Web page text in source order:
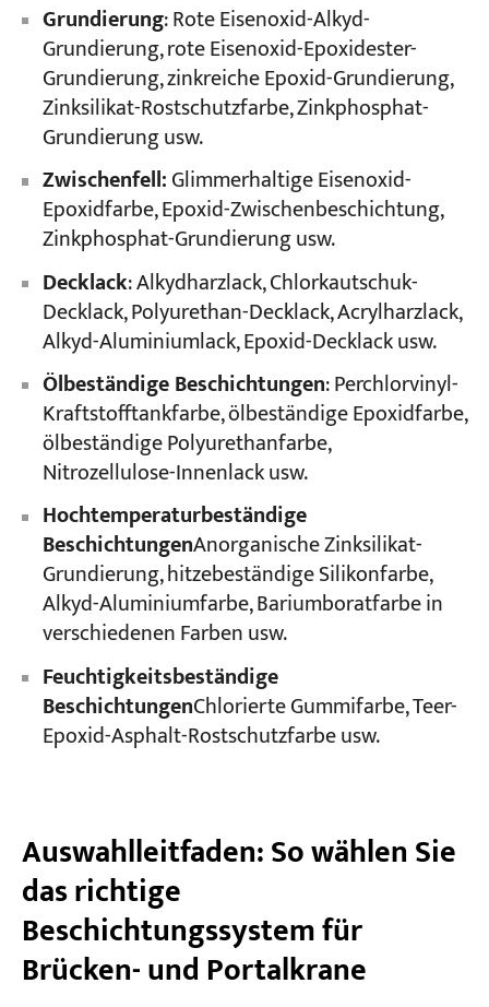
Grundierung: Rote Eisenoxid-Alkyd-
Grundierung, rote Eisenoxid-Epoxidester-
Grundierung, zinkreiche Epoxid-Grundierung,
Zinksilikat-Rostschutzfarbe, Zinkphosphat-
Grundierung usw.
Zwischenfell:Glimmerhaltige Eisenoxid-
Epoxidfarbe, Epoxid-Zwischenbeschichtung,
Zinkphosphat-Grundierung usw.
Decklack: Alkydharzlack, Chlorkautschuk-
Decklack, Polyurethan-Decklack, Acrylharzlack,
Alkyd-Aluminiumlack, Epoxid-Decklack usw.
Ölbeständige Beschichtungen: Perchlorvinyl-
Kraftstofftankfarbe, ölbeständige Epoxidfarbe,
ölbeständige Polyurethanfarbe,
Nitrozellulose-Innenlack usw.
Hochtemperaturbeständige
BeschichtungenAnorganische Zinksilikat-
Grundierung, hitzebeständige Silikonfarbe,
Alkyd-Aluminiumfarbe, Bariumboratfarbe in
verschiedenen Farben usw.
Feuchtigkeitsbeständige
BeschichtungenChlorierte Gummifarbe, Teer-
Epoxid-Asphalt-Rostschutzfarbe usw.
Auswahlleitfaden: So wählen Sie
das richtige
Beschichtungssystem für
Brücken- und Portalkrane